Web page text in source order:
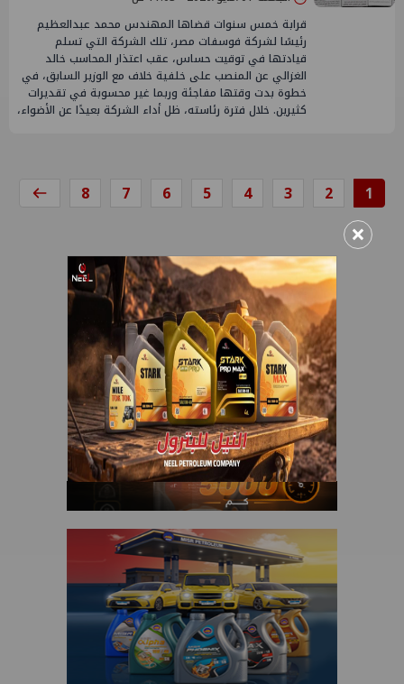
قرابة خمس سنوات قضاها المهندس محمد عبدالعظيم
رئيسًا لشركة فوسفات مصر، تلك الشركة التي تسلم
قيادتها في توقيت حساس، عقب اعتذار المحاسب خالد
الغزالي عن المنصب على خلفية خلاف مع الوزير السابق، في
خطوة بدت وقتها مفاجئة وربما غير محسوبة في تقديرات
كثيرين. خلال فترة رئاسته، ظل أداء الشركة بعيدًا عن الأضواء،
1
2
3
4
5
6
7
8
×